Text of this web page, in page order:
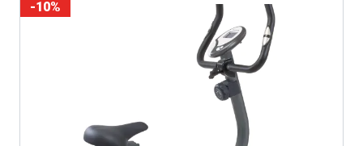
-10%